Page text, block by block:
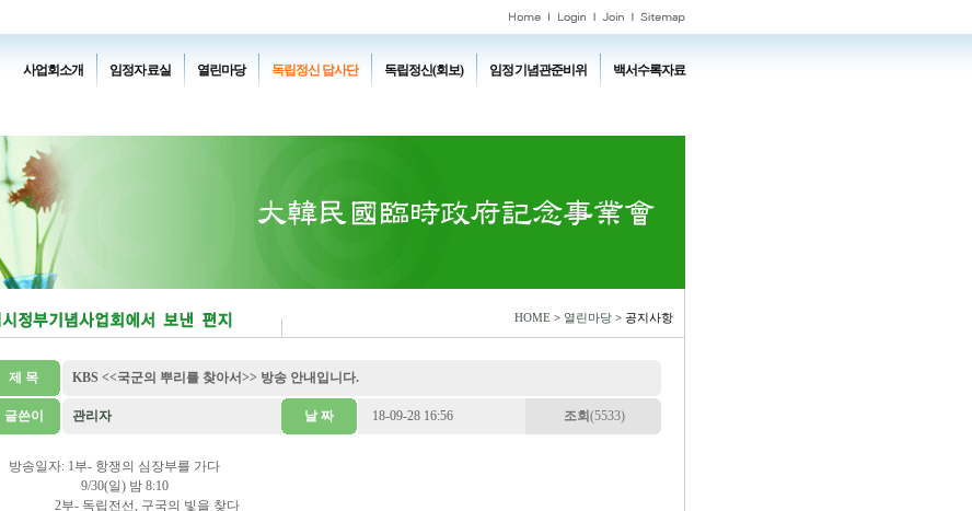
사업회소개 임정자료실 열린마당 독립정신 답사단 독립정신(회보) 임정기념관준비위 백서수록자료
HOME > 열린마당 > 공지사항
제 목 KBS <<국군의 뿌리를 찾아서>> 방송 안내입니다.
글쓴이 관리자 날 짜 18-09-28 16:56 조회 (5533)
방송일자: 1부- 항쟁의 심장부를 가다
9/30(일) 밤 8:10
2부- 독립전선, 구국의 빛을 찾다